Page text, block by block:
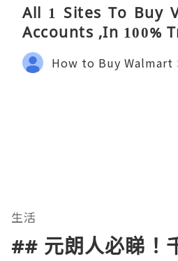
All 1 Sites To Buy
Accounts ,In 100%
How to Buy Walmart
生活
## 元朗人必睇！